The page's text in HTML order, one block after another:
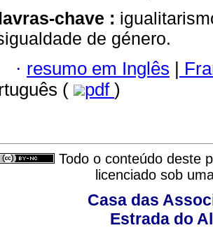
chave :
de género.
· resumo em Inglês |
(
pdf )
Todo o conteúdo deste
licenciado sob
Casa das
Estrada do